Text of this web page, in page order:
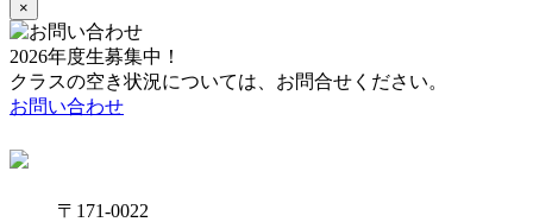
×
2026年度生募集中！
クラスの空き状況については、お問合せください。
お問い合わせ
〒171-0022